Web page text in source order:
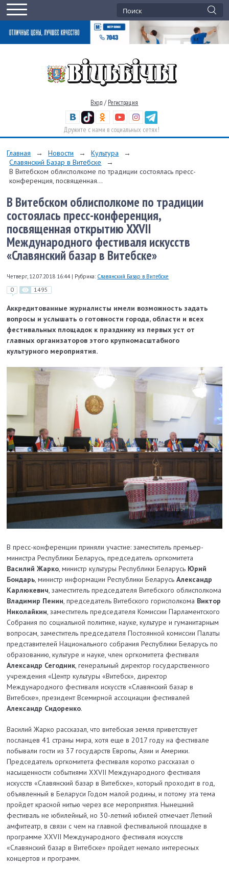
Вход / Регистрация
Дружите с нами в социальных сетях!
Главная → Новости → Культура
→
Славянский Базар в Витебске
→
В Витебском облисполкоме по традиции состоялась пресс-
конференция, посвященная...
В Витебском облисполкоме по традиции
состоялась пресс-конференция,
посвященная открытию XXVII
Международного фестиваля искусств
«Славянский базар в Витебске»
Четверг, 12.07.2018 16:44 | Рубрика: Славянский Базар в Витебске
0 1495
Аккредитованные журналисты имели возможность задать
вопросы и услышать о готовности города, области и всех
фестивальных площадок к празднику из первых уст от
главных организаторов этого крупномасштабного
культурного мероприятия.
В пресс-конференции приняли участие: заместитель премьер-
министра Республики Беларусь, председатель оргкомитета
Василий Жарко, министр культуры Республики Беларусь Юрий
Бондарь, министр информации Республики Беларусь Александр
Карлюкевич, заместитель председателя Витебского облисполкома
Владимир Пенин, председатель Витебского горисполкома Виктор
Николайкин, заместитель председателя Комиссии Парламентского
Собрания по социальной политике, науке, культуре и гуманитарным
вопросам, заместитель председателя Постоянной комиссии Палаты
представителей Национального собрания Республики Беларусь по
образованию, культуре и науке, член оргкомитета фестиваля
Александр Сегодник, генеральный директор государственного
учреждения «Центр культуры «Витебск», директор
Международного фестиваля искусств «Славянский базар в
Витебске», президент Всемирной ассоциации фестивалей
Александр Сидоренко.
Василий Жарко рассказал, что витебская земля приветствует
посланцев 41 страны мира, хотя еще в 2017 году на фестивале
побывали гости из 37 государств Европы, Азии и Америки.
Председатель оргкомитета фестиваля коротко рассказал о
насыщенности событиями XXVII Международного фестиваля
искусств «Славянский базар в Витебске», который проходит в год,
объявленный в Беларуси Годом малой родины, и потому эта тема
пройдет красной нитью через все мероприятия. Нынешний
фестиваль не юбилейный, но 30-летний юбилей отмечает Летний
амфитеатр, в связи с чем на главной фестивальной площадке в
программе XXVII Международного фестиваля искусств
«Славянский базар в Витебске» пройдет немало интересных
концертов и программ.